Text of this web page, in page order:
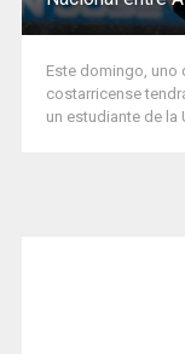
Este domingo, uno
costarricense
un estudiante de la